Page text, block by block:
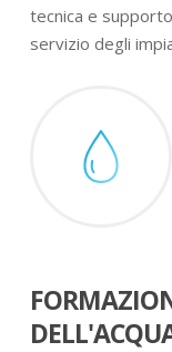
tecnica e
servizio degli